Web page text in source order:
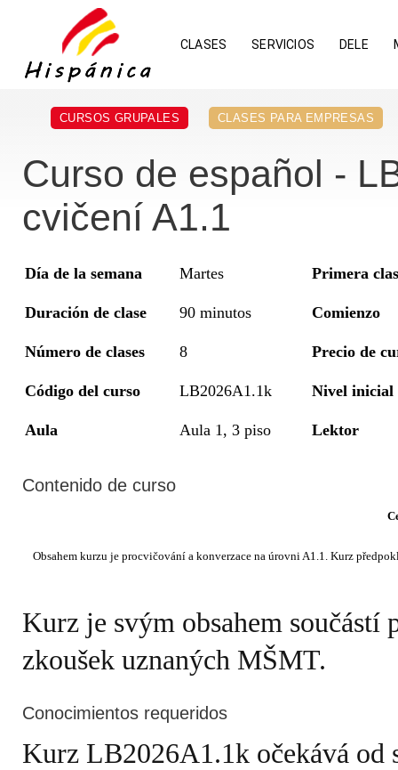
CLASES SERVICIOS DELE
CURSOS GRUPALES CLASES PARA EMPRESAS
Curso de español -
cvičení A1.1
Día de la semana Martes Primera
Duración de clase 90 minutos Comienzo
Número de clases 8 Precio de
Código del curso LB2026A1.1k Nivel inicial
Aula Aula 1, 3 piso Lektor
Contenido de curso
Kurz je svým obsahem
zkoušek uznaných MŠMT.
Conocimientos requeridos
Kurz LB2026A1.1k očekává od